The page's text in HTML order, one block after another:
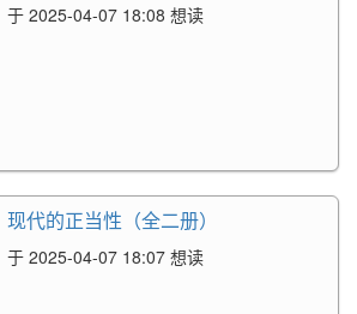
于 2025-04-07 18:08 想读
现代的正当性（全二册）
于 2025-04-07 18:07 想读